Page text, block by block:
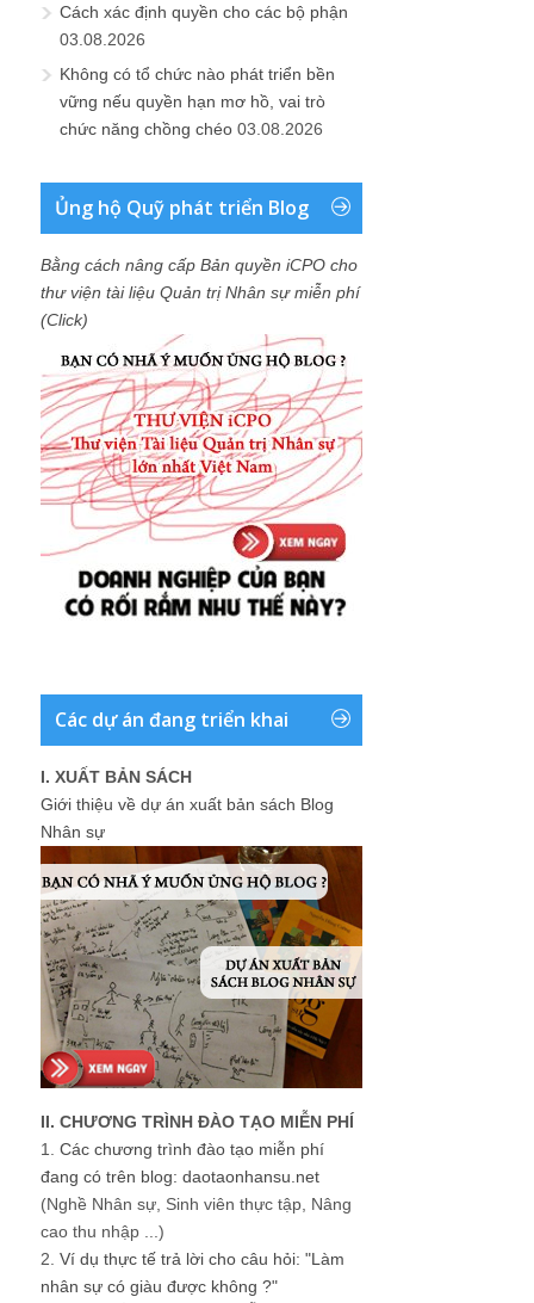
Cách xác định quyền cho các bộ phận
03.08.2026
Không có tổ chức nào phát triển bền
vững nếu quyền hạn mơ hồ, vai trò
chức năng chồng chéo 03.08.2026
Ủng hộ Quỹ phát triển Blog
Bằng cách nâng cấp Bản quyền iCPO cho
thư viện tài liệu Quản trị Nhân sự miễn phí
(Click)
Các dự án đang triển khai
I. XUẤT BẢN SÁCH
Giới thiệu về dự án xuất bản sách Blog
Nhân sự
II. CHƯƠNG TRÌNH ĐÀO TẠO MIỄN PHÍ
1. Các chương trình đào tạo miễn phí
đang có trên blog: daotaonhansu.net
(Nghề Nhân sự, Sinh viên thực tập, Nâng
cao thu nhập ...)
2. Ví dụ thực tế trả lời cho câu hỏi: "Làm
nhân sự có giàu được không ?"